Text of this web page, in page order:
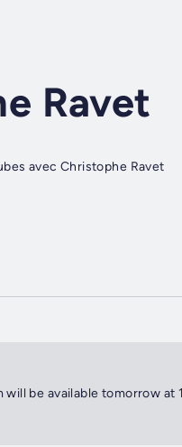
Ravet
avec Christophe Ravet
will be available tomorrow at